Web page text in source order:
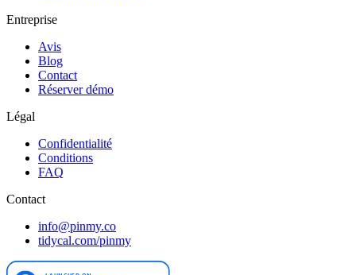
Entreprise
Avis
Blog
Contact
Réserver démo
Légal
Confidentialité
Conditions
FAQ
Contact
info@pinmy.co
tidycal.com/pinmy